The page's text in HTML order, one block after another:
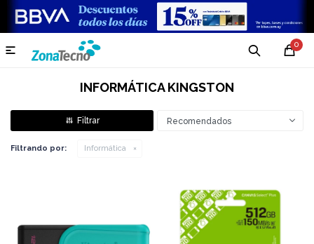
0

INFORMÁTICA KINGSTON
Recomendados
Filtrando por: Informática